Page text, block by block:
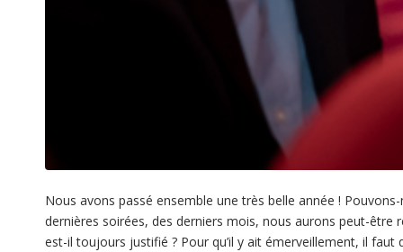
Nous avons passé ensemble une très belle année !
dernières soirées, des derniers mois, nous aurons peut-être
est-il toujours justifié ? Pour qu’il y ait émerveillement, il faut